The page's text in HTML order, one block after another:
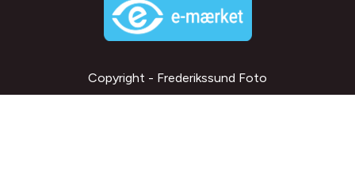
Copyright - Frederikssund Foto